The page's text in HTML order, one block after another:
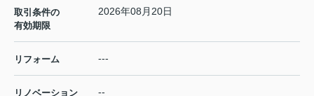
取引条件の
有効期限
2026年08月20日
リフォーム ---
リノベーション --